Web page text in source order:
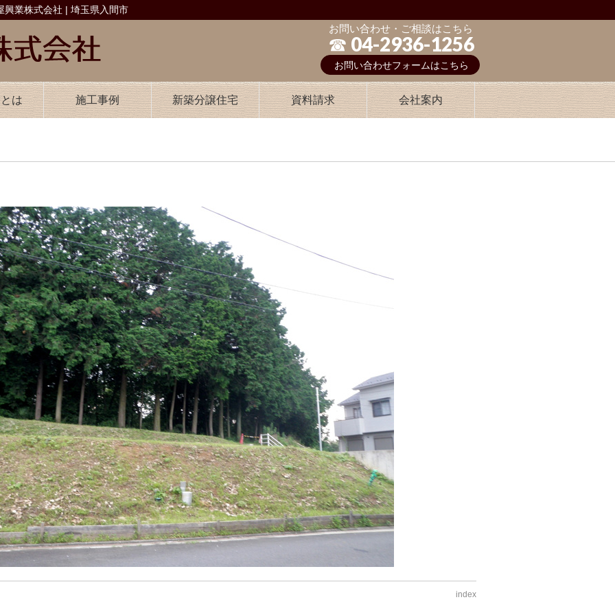
興業株式会社 | 埼玉県入間市
お問い合わせ・ご相談はこちら
☎︎ 04-2936-1256
お問い合わせフォームはこちら
は 施工事例 新築分譲住宅 資料請求 会社案内
index